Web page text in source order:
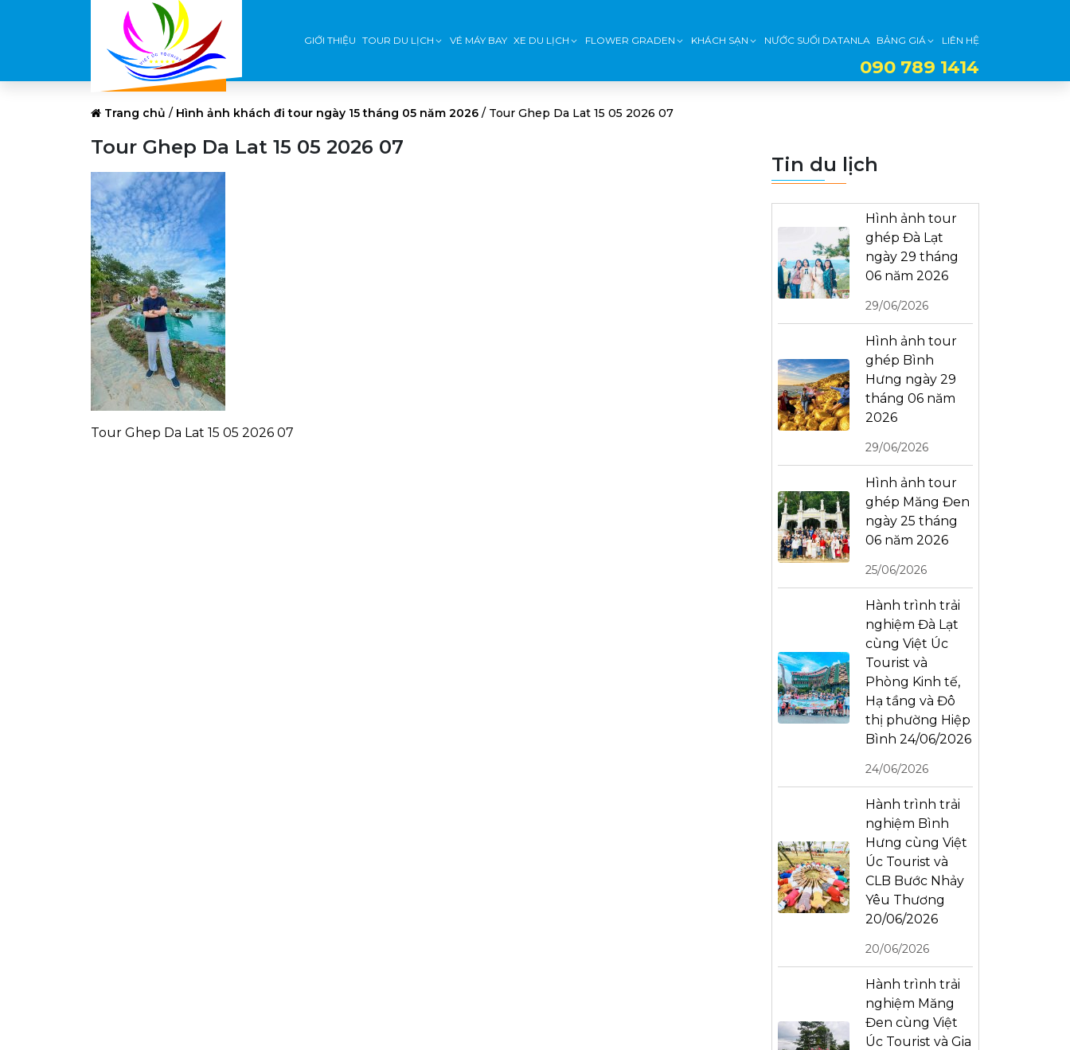
GIỚI THIỆU TOUR DU LỊCH VÉ MÁY BAY XE DU LỊCH FLOWER GRADEN KHÁCH SẠN NƯỚC SUỐI DATANLA BẢNG GIÁ LIÊN HỆ
090 789 1414
Trang chủ / Hình ảnh khách đi tour ngày 15 tháng 05 năm 2026 / Tour Ghep Da Lat 15 05 2026 07
Tour Ghep Da Lat 15 05 2026 07
Tour Ghep Da Lat 15 05 2026 07
Tin du lịch
Hình ảnh tour
ghép Đà Lạt
ngày 29 tháng
06 năm 2026
29/06/2026
Hình ảnh tour
ghép Bình
Hưng ngày 29
tháng 06 năm
2026
29/06/2026
Hình ảnh tour
ghép Măng Đen
ngày 25 tháng
06 năm 2026
25/06/2026
Hành trình trải
nghiệm Đà Lạt
cùng Việt Úc
Tourist và
Phòng Kinh tế,
Hạ tầng và Đô
thị phường Hiệp
Bình 24/06/2026
24/06/2026
Hành trình trải
nghiệm Bình
Hưng cùng Việt
Úc Tourist và
CLB Bước Nhảy
Yêu Thương
20/06/2026
20/06/2026
Hành trình trải
nghiệm Măng
Đen cùng Việt
Úc Tourist và Gia